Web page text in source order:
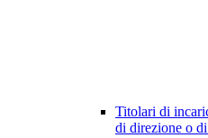
Titolari di
di direzione o